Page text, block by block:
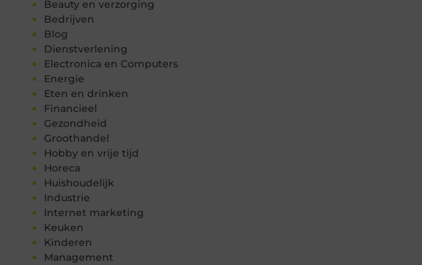
Beauty en verzorging
Bedrijven
Blog
Dienstverlening
Electronica en Computers
Energie
Eten en drinken
Financieel
Gezondheid
Groothandel
Hobby en vrije tijd
Horeca
Huishoudelijk
Industrie
Internet marketing
Keuken
Kinderen
Management